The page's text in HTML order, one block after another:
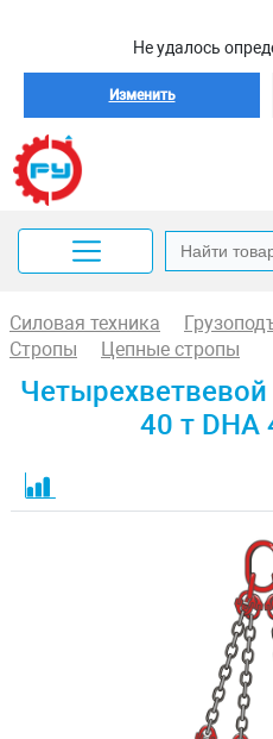
Не удалось
Изменить
Силовая техника
Стропы
Цепные стропы
40 т